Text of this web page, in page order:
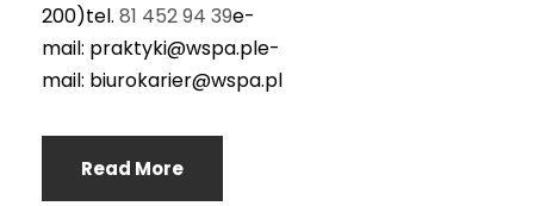
200)tel. 81 452 94 39e-
mail: praktyki@wspa.ple-
mail: biurokarier@wspa.pl
Read More